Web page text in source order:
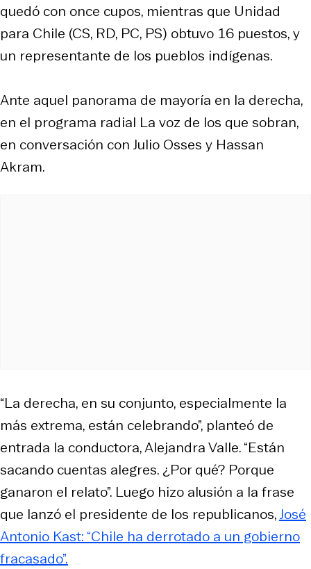
quedó con once cupos, mientras que Unidad
para Chile (CS, RD, PC, PS) obtuvo 16 puestos, y
un representante de los pueblos indígenas.
Ante aquel panorama de mayoría en la derecha,
en el programa radial La voz de los que sobran,
en conversación con Julio Osses y Hassan
Akram.
“La derecha, en su conjunto, especialmente la
más extrema, están celebrando”, planteó de
entrada la conductora, Alejandra Valle. “Están
sacando cuentas alegres. ¿Por qué? Porque
ganaron el relato”. Luego hizo alusión a la frase
que lanzó el presidente de los republicanos,José
Antonio Kast: “Chile ha derrotado a un gobierno
fracasado”.